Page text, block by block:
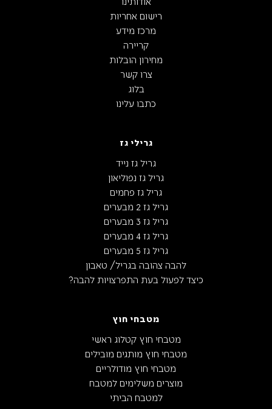
רישום אחריות
מרכז מידע
קריירה
מחירון הובלות
צרו קשר
בלוג
כתבו עלינו
גרילי גז
גריל גז נייד
גריל גז נפוליאון
גריל גז פחמים
גריל גז 2 מבערים
גריל גז 3 מבערים
גריל גז 4 מבערים
גריל גז 5 מבערים
להבה צהובה בגריל/ טאבון
כיצד לפעול בעת התפרצויות להבה?
מטבחי חוץ
מטבחי חוץ קטלוג ראשי
מטבחי חוץ מותגים מובילים
מטבחי חוץ מודולריים
מוצרים משלימים למטבח
למטבח הביתי